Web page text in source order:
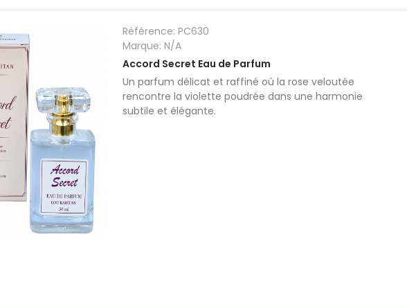
Référence: PC630
Marque: N/A
Accord Secret Eau de Parfum
Un parfum délicat et raffiné où la rose veloutée
rencontre la violette poudrée dans une harmonie
subtile et élégante.
5,80 €
Déo-Solide
6,90 €
5,80 €
Savon Karité Camélia
5,80 €